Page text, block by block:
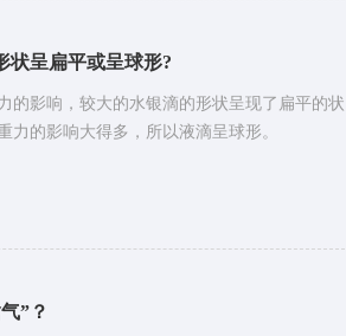
状呈扁平或呈球形?
的影响，较大的水银滴的形状呈现了扁平的状
力的影响大得多，所以液滴呈球形。
”？